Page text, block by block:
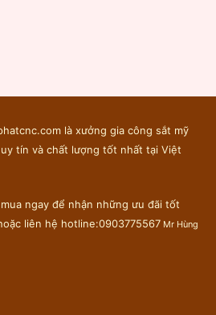
là xưởng gia công sắt mỹ
tín và chất lượng tốt nhất tại Việt
ngay để nhận những ưu đãi tốt
liên hệ hotline:0903775567 Mr Hùng